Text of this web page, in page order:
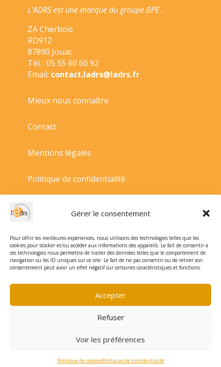
Gérer le consentement
Pour offrir les meilleures expériences, nous utilisons des technologies telles que les
cookies pour stocker et/ou accéder aux informations des appareils. Le fait de consentir à
ces technologies nous permettra de traiter des données telles que le comportement de
navigation ou les ID uniques sur ce site. Le fait de ne pas consentir ou de retirer son
consentement peut avoir un effet négatif sur certaines caractéristiques et fonctions.
Accepter
Refuser
Voir les préférences
Politique de cookiesPolitique de confidentialité
L’ADRS est une marque du groupe BPE .
ZA Cherbois
RD912
87890 Jouac
Tél. : 05 55 60 60 92
Email: contact.ladrs@ladrs.fr
Mieux nous connaître
Contact
Mentions légales
Politique de confidentialité
Politique de cookies